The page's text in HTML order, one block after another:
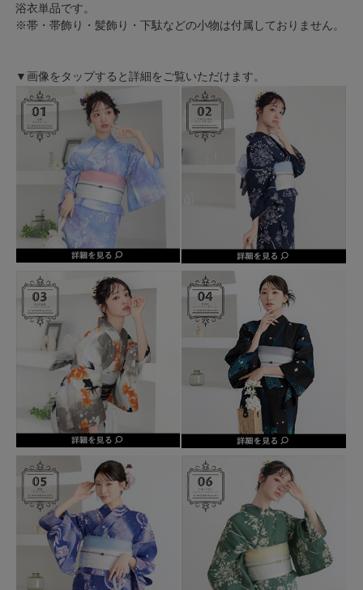
浴衣単品です。
※帯・帯飾り・髪飾り・下駄などの小物は付属しておりません。
▼画像をタップすると詳細をご覧いただけます。